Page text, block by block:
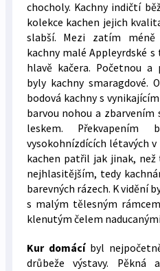
chocholy. Kachny indičtí
kolekce kachen jejich
slabší. Mezi zatím
kachny malé Appleyrdské
hlavě kačera. Početnou
byly kachny smaragdové.
bodová kachny s
barvou nohou a zbarvením
leskem. Překvapením
vysokohnízdících létavých
kachen patřil jak jinak,
nejhlasitějším, tedy
barevných rázech. K vidění
s malým tělesným
klenutým čelem
Kur domácíbyl
drůbeže výstavy. Pěkná